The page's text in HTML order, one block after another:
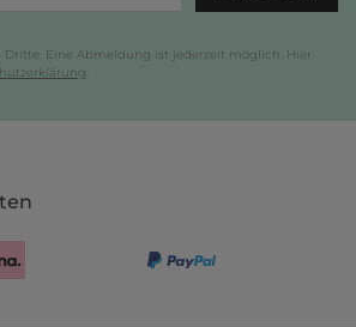
Dritte. Eine Abmeldung ist jederzeit möglich. Hier